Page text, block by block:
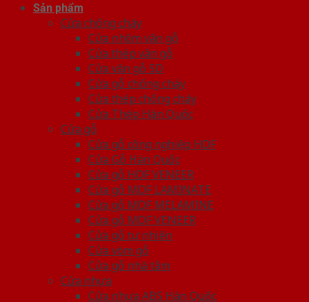
Sản phẩm
Cửa chống cháy
Cửa nhôm vân gỗ
Cửa thép vân gỗ
Cửa vân gỗ 5D
Cửa gỗ chống cháy
Cửa thép chống cháy
Cửa Thép Hàn Quốc
Cửa gỗ
Cửa gỗ công nghiệp HDF
Cửa Gỗ Hàn Quốc
Cửa gỗ HDF VENEER
Cửa gỗ MDF LAMINATE
Cửa gỗ MDF MELAMINE
Cửa gỗ MDF VENEER
Cửa gỗ tự nhiên
Cửa vòm gỗ
Cửa gỗ nhà tắm
Cửa nhựa
Cửa nhựa ABS Hàn Quốc